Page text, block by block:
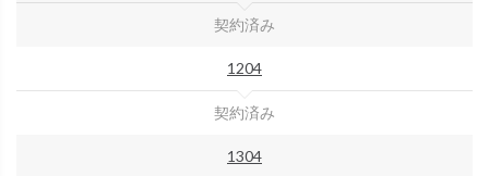
契約済み
1204
契約済み
1304